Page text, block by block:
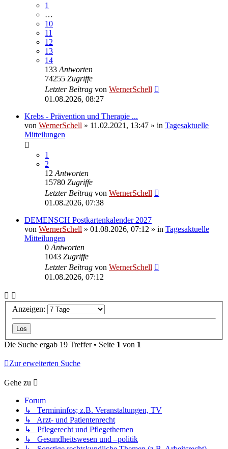
1
…
10
11
12
13
14
133 Antworten
74255 Zugriffe
Letzter Beitrag von WernerSchell
01.08.2026, 08:27
Krebs - Prävention und Therapie ...
von WernerSchell » 11.02.2021, 13:47 » in Tagesaktuelle
Mitteilungen
1
2
12 Antworten
15780 Zugriffe
Letzter Beitrag von WernerSchell
01.08.2026, 07:38
DEMENSCH Postkartenkalender 2027
von WernerSchell » 01.08.2026, 07:12 » in Tagesaktuelle
Mitteilungen
0 Antworten
1043 Zugriffe
Letzter Beitrag von WernerSchell
01.08.2026, 07:12
Anzeigen:
Die Suche ergab 19 Treffer • Seite 1 von 1
Zur erweiterten Suche
Gehe zu
Forum
↳ Termininfos; z.B. Veranstaltungen, TV
↳ Arzt- und Patientenrecht
↳ Pflegerecht und Pflegethemen
↳ Gesundheitswesen und –politik